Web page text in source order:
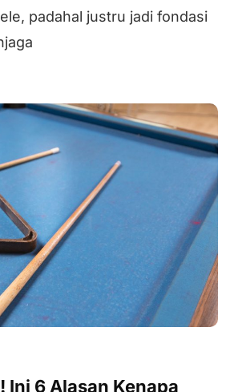
padahal justru jadi fondasi
Ini 6 Alasan Kenapa